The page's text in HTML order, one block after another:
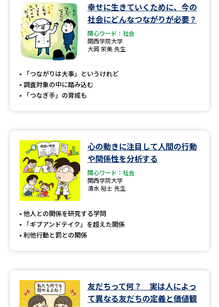
幸せに生きていくために、今の
社会にどんなつながりが必要？
関心ワード：社会
関西学院大学
大岡 栄美 先生
「つながりは大事」というけれど
調査対象の中に踏み込む
「つなぎ手」の育成も
心の動きに注目して人間の行動
や関係性を分析する
関心ワード：社会
関西学院大学
清水 裕士 先生
他人との関係を研究する学問
「ギブアンドテイク」を超えた関係
利他行動と罰との関係
友だちって何？ 実は人によっ
て異なる友だちの定義と価値観